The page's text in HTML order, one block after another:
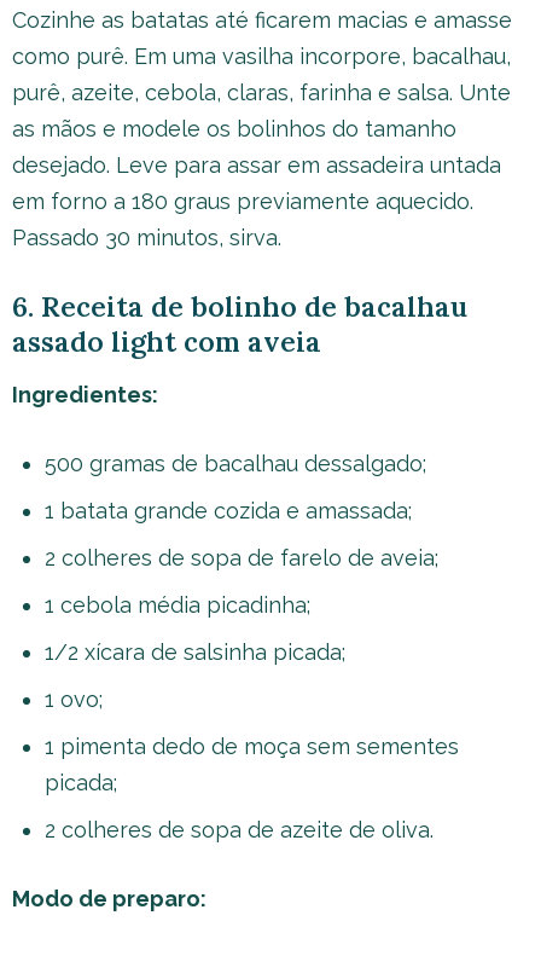
Cozinhe as batatas até ficarem macias e amasse
como purê. Em uma vasilha incorpore, bacalhau,
purê, azeite, cebola, claras, farinha e salsa. Unte
as mãos e modele os bolinhos do tamanho
desejado. Leve para assar em assadeira untada
em forno a 180 graus previamente aquecido.
Passado 30 minutos, sirva.
6. Receita de bolinho de bacalhau
assado light com aveia
Ingredientes:
500 gramas de bacalhau dessalgado;
1 batata grande cozida e amassada;
2 colheres de sopa de farelo de aveia;
1 cebola média picadinha;
1/2 xícara de salsinha picada;
1 ovo;
1 pimenta dedo de moça sem sementes
picada;
2 colheres de sopa de azeite de oliva.
Modo de preparo: